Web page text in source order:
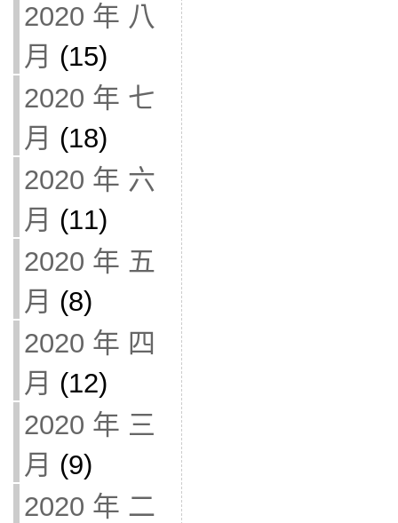
2020 年 八
月 (15)
2020 年 七
月 (18)
2020 年 六
月 (11)
2020 年 五
月 (8)
2020 年 四
月 (12)
2020 年 三
月 (9)
2020 年 二